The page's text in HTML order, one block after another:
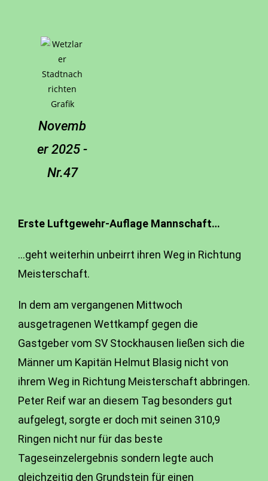
Novemb
er 2025 -
Nr.47
Erste Luftgewehr-Auflage Mannschaft…
…geht weiterhin unbeirrt ihren Weg in Richtung
Meisterschaft.
In dem am vergangenen Mittwoch
ausgetragenen Wettkampf gegen die
Gastgeber vom SV Stockhausen ließen sich die
Männer um Kapitän Helmut Blasig nicht von
ihrem Weg in Richtung Meisterschaft abbringen.
Peter Reif war an diesem Tag besonders gut
aufgelegt, sorgte er doch mit seinen 310,9
Ringen nicht nur für das beste
Tageseinzelergebnis sondern legte auch
gleichzeitig den Grundstein für einen